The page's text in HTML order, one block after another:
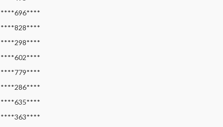
****696****
****828****
****298****
****602****
****779****
****286****
****635****
****363****